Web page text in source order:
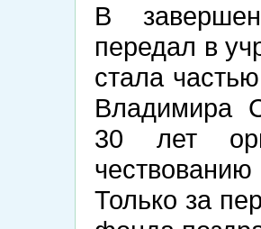
В
передал в
стала
Владимира
30 лет
Только за